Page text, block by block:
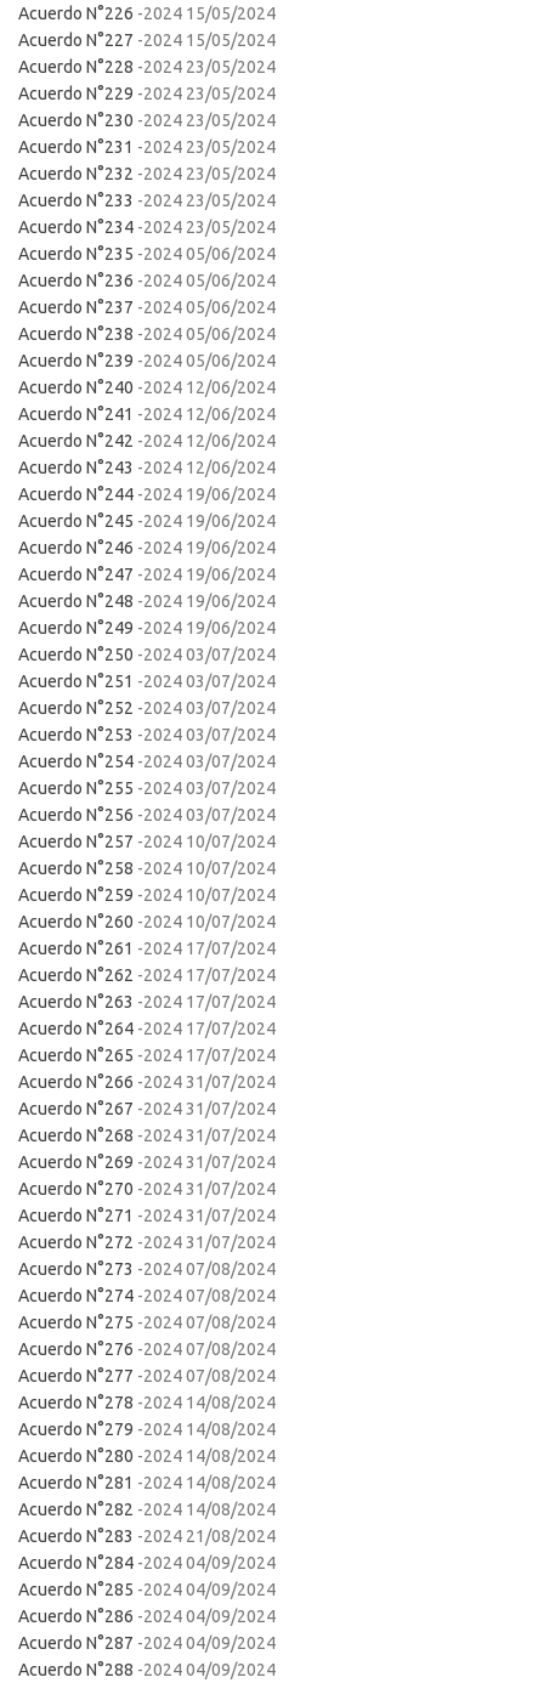
Acuerdo N°226 -2024 15/05/2024
Acuerdo N°227 -2024 15/05/2024
Acuerdo N°228 -2024 23/05/2024
Acuerdo N°229 -2024 23/05/2024
Acuerdo N°230 -2024 23/05/2024
Acuerdo N°231 -2024 23/05/2024
Acuerdo N°232 -2024 23/05/2024
Acuerdo N°233 -2024 23/05/2024
Acuerdo N°234 -2024 23/05/2024
Acuerdo N°235 -2024 05/06/2024
Acuerdo N°236 -2024 05/06/2024
Acuerdo N°237 -2024 05/06/2024
Acuerdo N°238 -2024 05/06/2024
Acuerdo N°239 -2024 05/06/2024
Acuerdo N°240 -2024 12/06/2024
Acuerdo N°241 -2024 12/06/2024
Acuerdo N°242 -2024 12/06/2024
Acuerdo N°243 -2024 12/06/2024
Acuerdo N°244 -2024 19/06/2024
Acuerdo N°245 -2024 19/06/2024
Acuerdo N°246 -2024 19/06/2024
Acuerdo N°247 -2024 19/06/2024
Acuerdo N°248 -2024 19/06/2024
Acuerdo N°249 -2024 19/06/2024
Acuerdo N°250 -2024 03/07/2024
Acuerdo N°251 -2024 03/07/2024
Acuerdo N°252 -2024 03/07/2024
Acuerdo N°253 -2024 03/07/2024
Acuerdo N°254 -2024 03/07/2024
Acuerdo N°255 -2024 03/07/2024
Acuerdo N°256 -2024 03/07/2024
Acuerdo N°257 -2024 10/07/2024
Acuerdo N°258 -2024 10/07/2024
Acuerdo N°259 -2024 10/07/2024
Acuerdo N°260 -2024 10/07/2024
Acuerdo N°261 -2024 17/07/2024
Acuerdo N°262 -2024 17/07/2024
Acuerdo N°263 -2024 17/07/2024
Acuerdo N°264 -2024 17/07/2024
Acuerdo N°265 -2024 17/07/2024
Acuerdo N°266 -2024 31/07/2024
Acuerdo N°267 -2024 31/07/2024
Acuerdo N°268 -2024 31/07/2024
Acuerdo N°269 -2024 31/07/2024
Acuerdo N°270 -2024 31/07/2024
Acuerdo N°271 -2024 31/07/2024
Acuerdo N°272 -2024 31/07/2024
Acuerdo N°273 -2024 07/08/2024
Acuerdo N°274 -2024 07/08/2024
Acuerdo N°275 -2024 07/08/2024
Acuerdo N°276 -2024 07/08/2024
Acuerdo N°277 -2024 07/08/2024
Acuerdo N°278 -2024 14/08/2024
Acuerdo N°279 -2024 14/08/2024
Acuerdo N°280 -2024 14/08/2024
Acuerdo N°281 -2024 14/08/2024
Acuerdo N°282 -2024 14/08/2024
Acuerdo N°283 -2024 21/08/2024
Acuerdo N°284 -2024 04/09/2024
Acuerdo N°285 -2024 04/09/2024
Acuerdo N°286 -2024 04/09/2024
Acuerdo N°287 -2024 04/09/2024
Acuerdo N°288 -2024 04/09/2024